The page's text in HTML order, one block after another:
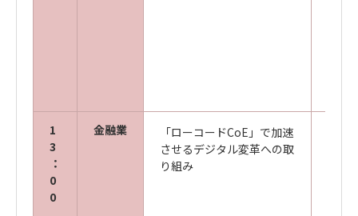
1
3
：
0
0
金融業
「ローコードCoE」で加速
させるデジタル変革への取
り組み